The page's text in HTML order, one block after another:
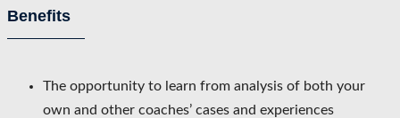
Benefits
The opportunity to learn from analysis of both your
own and other coaches’ cases and experiences